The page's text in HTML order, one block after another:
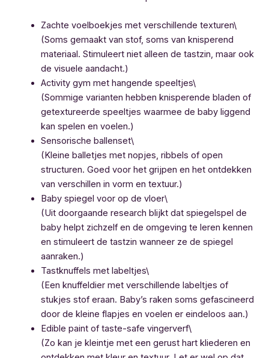
Zachte voelboekjes met verschillende texturen\
(Soms gemaakt van stof, soms van knisperend
materiaal. Stimuleert niet alleen de tastzin, maar ook
de visuele aandacht.)
Activity gym met hangende speeltjes\
(Sommige varianten hebben knisperende bladen of
getextureerde speeltjes waarmee de baby liggend
kan spelen en voelen.)
Sensorische ballenset\
(Kleine balletjes met nopjes, ribbels of open
structuren. Goed voor het grijpen en het ontdekken
van verschillen in vorm en textuur.)
Baby spiegel voor op de vloer\
(Uit doorgaande research blijkt dat spiegelspel de
baby helpt zichzelf en de omgeving te leren kennen
en stimuleert de tastzin wanneer ze de spiegel
aanraken.)
Tastknuffels met labeltjes\
(Een knuffeldier met verschillende labeltjes of
stukjes stof eraan. Baby’s raken soms gefascineerd
door de kleine flapjes en voelen er eindeloos aan.)
Edible paint of taste-safe vingerverf\
(Zo kan je kleintje met een gerust hart kliederen en